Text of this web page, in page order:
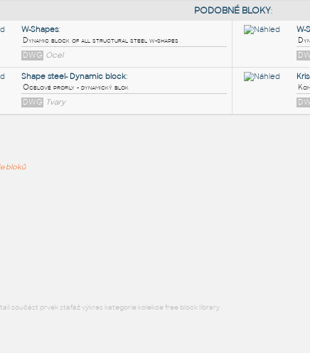
bloků
součást prvek stafáž výkres kategorie kolekce free block library